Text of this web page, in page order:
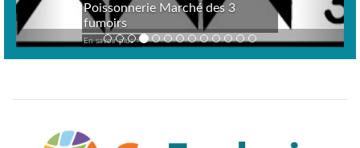
Poissonnerie Marché des 3
fumoirs
En savoir plus >